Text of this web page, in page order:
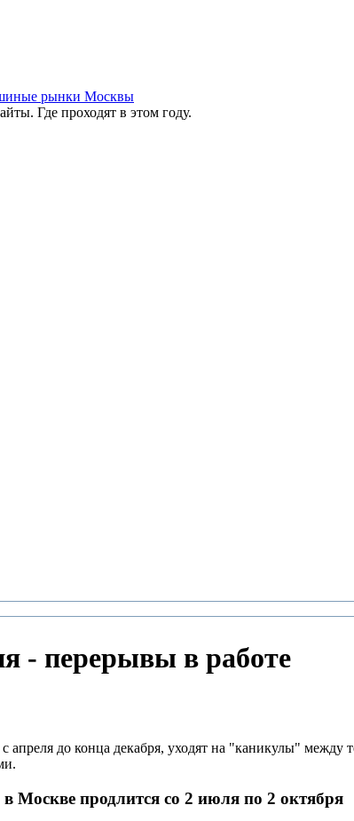
рынки Москвы
Где проходят в этом году.
- перерывы в работе
до конца декабря, уходят на "каникулы" между
Москве продлится со 2 июля по 2 октября